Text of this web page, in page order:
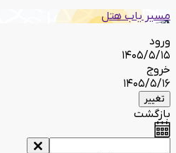
مسیر یاب هتل
ورود
1405/5/15
خروج
1405/5/16
تغییر
بازگشت